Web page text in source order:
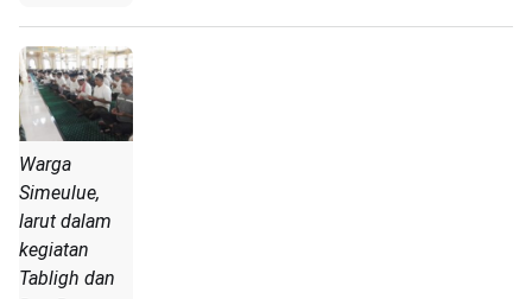
Warga
Simeulue,
larut dalam
kegiatan
Tabligh dan